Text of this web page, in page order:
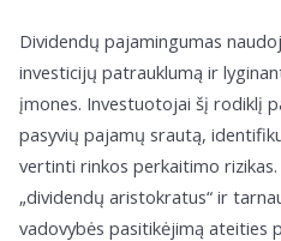
Dividendų pajamingumas
investicijų patrauklumą ir
įmones. Investuotojai šį rodiklį
pasyvių pajamų srautą,
vertinti rinkos perkaitimo
„dividendų aristokratus“ ir
vadovybės pasitikėjimą ateities